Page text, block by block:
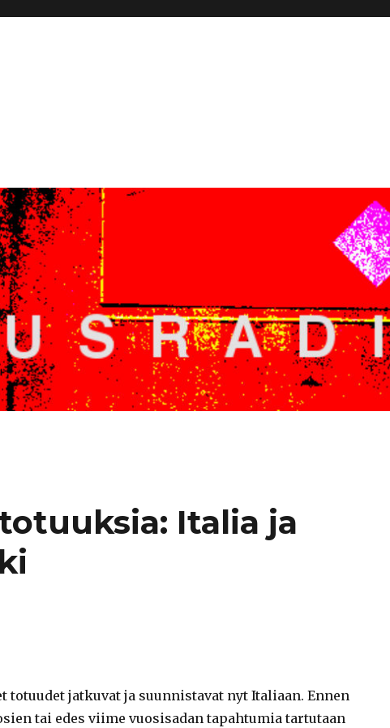
Italia ja
totuudet jatkuvat ja suunnistavat nyt Italiaan. Ennen
tai edes viime vuosisadan tapahtumia tartutaan